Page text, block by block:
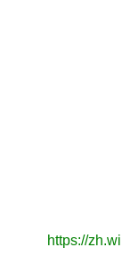
https://